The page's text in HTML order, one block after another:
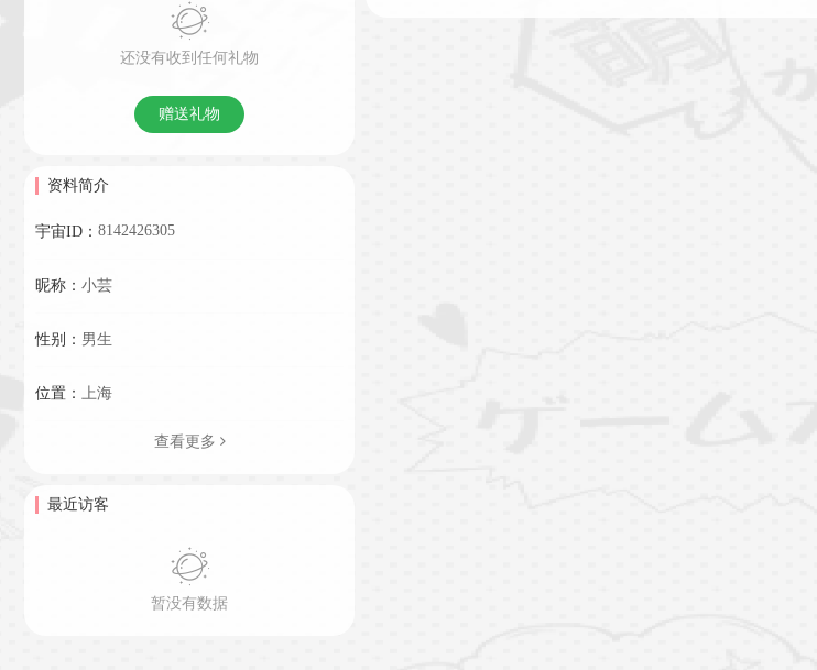
还没有收到任何礼物
赠送礼物
资料简介
宇宙ID： 8142426305
昵称： 小芸
性别： 男生
位置： 上海
查看更多
最近访客
暂没有数据